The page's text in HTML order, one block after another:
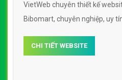
VietWeb chuyên thiết kế
Bibomart, chuyên nghiệp, uy
CHI TIẾT WEBSITE